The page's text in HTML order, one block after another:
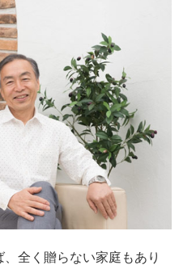
全く贈らない家庭もあり